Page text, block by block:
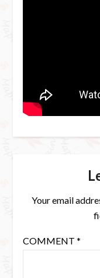
Your email
COMMENT *